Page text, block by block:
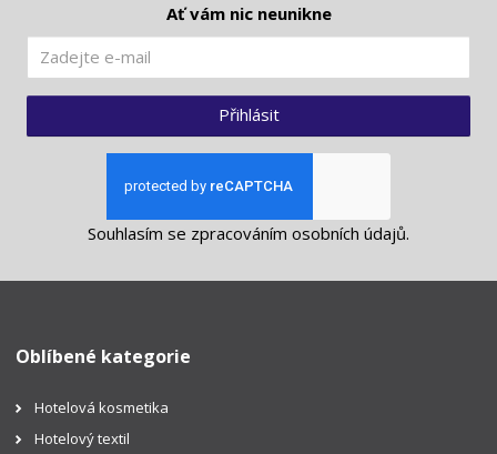
Ať vám nic neunikne
Přihlásit
Souhlasím se zpracováním osobních údajů.
Oblíbené kategorie
Hotelová kosmetika
Hotelový textil